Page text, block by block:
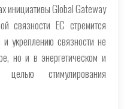
инициативы Global Gateway
связности ЕС стремится
укреплению связности не
но и в энергетическом и
стимулирования